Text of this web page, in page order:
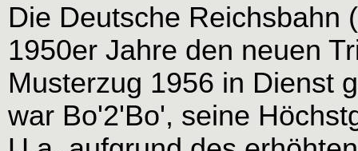
Die Deutsche Reichsbahn
1950er Jahre den neuen
Musterzug 1956 in Dienst
war Bo'2'Bo', seine